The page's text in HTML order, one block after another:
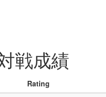
戦成績
Rating